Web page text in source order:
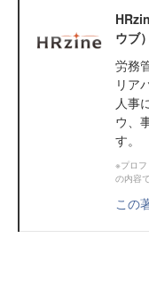
ウブ）
労務
リア
人事
ウ、
す。
※プロ
の内容
この